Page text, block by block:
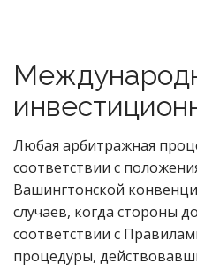
Любая арбитражная
соответствии с
Вашингтонской
случаев, когда стороны
соответствии с
процедуры,